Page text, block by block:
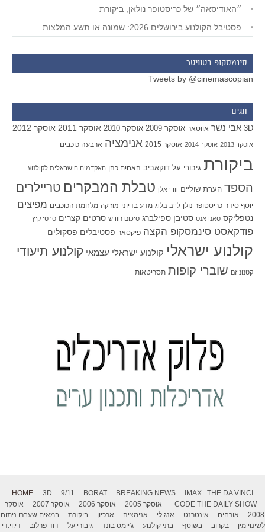
״האודיסאה״ של כריסטופר נולאן, ביקורת
פסטיבל הקולנוע בירושלים 2026: שמונה או תשע המלצות
סינמסקופ בטוויטר
Tweets by @cinemascopian
תגים
3D אבי נשר אווטאר אוסקר 2009 אוסקר 2010 אוסקר 2011 אוסקר 2012
אוסקר 2013 אוסקר 2014 אוסקר 2015 אנימציה ארבעה כוכבים
ביקורת גיבורי על דוקאביב האחים כהן האקדמיה הישראלית לקולנוע
הספד הערת שוליים וודי אלן טבלת המבקרים טריילרים
יוסף סידר כריסטופר נולן לייב בלוג מדע בדיוני מוזיקה מלחמת הכוכבים מפיצים
נטפליקס סאנדאנס סטיבן ספילברג סיכום חודש סרטים קצרים סרטי קיץ
פודקאסט סינמסקופ הקצה פיקסאר פסטיבלים פסקולים
קולנוע ישראלי קולנוע ישראלי עצמאי קולנוע תיעודי
קטנוניזם שוברי קופות תסריטאות
HOME 3D 9/11 BORAT BREAKING NEWS IMAX
THE DA VINCI
CODE THE DAILY SHOW אוסקר 2005 אוסקר 2006 אוסקר 2007
אוסקר
2008
אורחים אינטרנט אנג לי אנימציה ארכיון ביקורת
במאים שעברו ניתוח
לשינוי מין
בקרוב בשוטף בתי קולנוע ג'יימס בונד גיבורי על דוד פרלוב די.וי.די